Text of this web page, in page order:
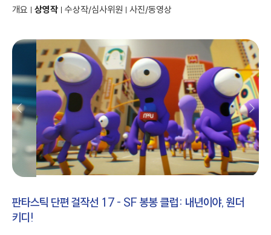
개요 상영작 수상작/심사위원 사진/동영상
판타스틱 단편 걸작선 17 - SF 봉봉 클럽: 내년이야, 원더
키디!